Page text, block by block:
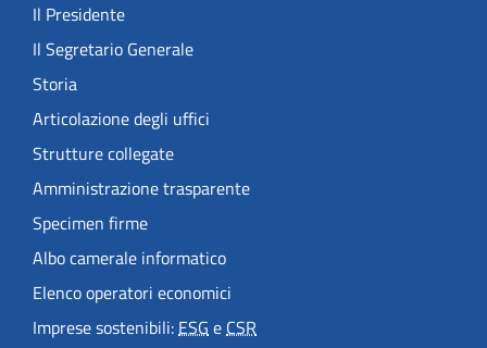
Il Presidente
Il Segretario Generale
Storia
Articolazione degli uffici
Strutture collegate
Amministrazione trasparente
Specimen firme
Albo camerale informatico
Elenco operatori economici
Imprese sostenibili:ESGeCSR